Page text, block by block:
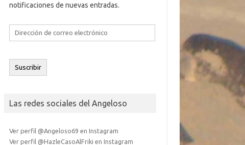
notificaciones de nuevas entradas.
Dirección
electrónico
Suscribir
Las redes sociales del Angeloso
Ver perfil @Angeloso69 en Instagram
Ver perfil @HazleCasoAlFriki en Instagram